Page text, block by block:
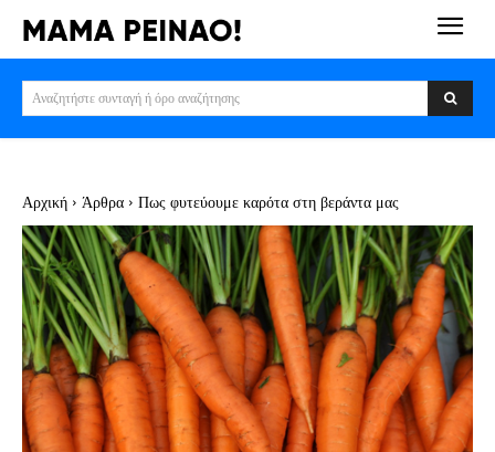
Αναζητήστε συνταγή ή όρο αναζήτησης
Αρχική Άρθρα Πως φυτεύουμε καρότα στη βεράντα μας